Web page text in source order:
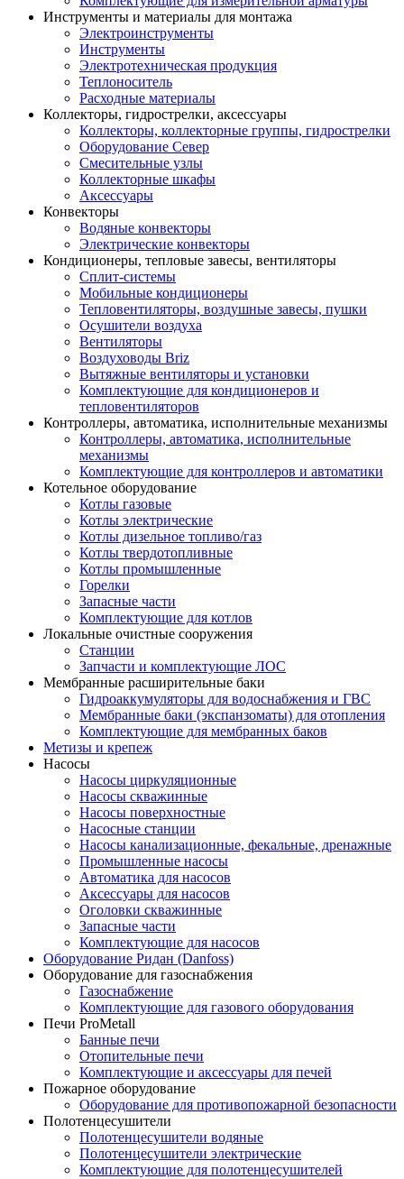
Инструменты и материалы для монтажа
Электроинструменты
Инструменты
Электротехническая продукция
Теплоноситель
Расходные материалы
Коллекторы, гидрострелки, аксессуары
Коллекторы, коллекторные группы, гидрострелки
Оборудование Север
Смесительные узлы
Коллекторные шкафы
Аксессуары
Конвекторы
Водяные конвекторы
Электрические конвекторы
Кондиционеры, тепловые завесы, вентиляторы
Сплит-системы
Мобильные кондиционеры
Тепловентиляторы, воздушные завесы, пушки
Осушители воздуха
Вентиляторы
Воздуховоды Briz
Вытяжные вентиляторы и установки
Комплектующие для кондиционеров и
тепловентиляторов
Контроллеры, автоматика, исполнительные механизмы
Контроллеры, автоматика, исполнительные
механизмы
Комплектующие для контроллеров и автоматики
Котельное оборудование
Котлы газовые
Котлы электрические
Котлы дизельное топливо/газ
Котлы твердотопливные
Котлы промышленные
Горелки
Запасные части
Комплектующие для котлов
Локальные очистные сооружения
Станции
Запчасти и комплектующие ЛОС
Мембранные расширительные баки
Гидроаккумуляторы для водоснабжения и ГВС
Мембранные баки (экспанзоматы) для отопления
Комплектующие для мембранных баков
Метизы и крепеж
Насосы
Насосы циркуляционные
Насосы скважинные
Насосы поверхностные
Насосные станции
Насосы канализационные, фекальные, дренажные
Промышленные насосы
Автоматика для насосов
Аксессуары для насосов
Оголовки скважинные
Запасные части
Комплектующие для насосов
Оборудование Ридан (Danfoss)
Оборудование для газоснабжения
Газоснабжение
Комплектующие для газового оборудования
Печи ProMetall
Банные печи
Отопительные печи
Комплектующие и аксессуары для печей
Пожарное оборудование
Оборудование для противопожарной безопасности
Полотенцесушители
Полотенцесушители водяные
Полотенцесушители электрические
Комплектующие для полотенцесушителей